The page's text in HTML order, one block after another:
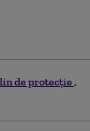
de protecție